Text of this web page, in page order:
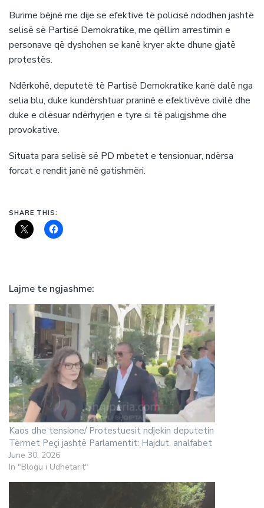
Burime bëjnë me dije se efektivë të policisë ndodhen jashtë
selisë së Partisë Demokratike, me qëllim arrestimin e
personave që dyshohen se kanë kryer akte dhune gjatë
protestës.
Ndërkohë, deputetë të Partisë Demokratike kanë dalë nga
selia blu, duke kundërshtuar praninë e efektivëve civilë dhe
duke e cilësuar ndërhyrjen e tyre si të paligjshme dhe
provokative.
Situata para selisë së PD mbetet e tensionuar, ndërsa
forcat e rendit janë në gatishmëri.
SHARE THIS:
Lajme te ngjashme
Kaos dhe tensione/ Protestuesit ndjekin deputetin
Tërmet Peçi jashtë Parlamentit: Hajdut, analfabet
June 30, 2026
In "Blogu i Udhëtarit"